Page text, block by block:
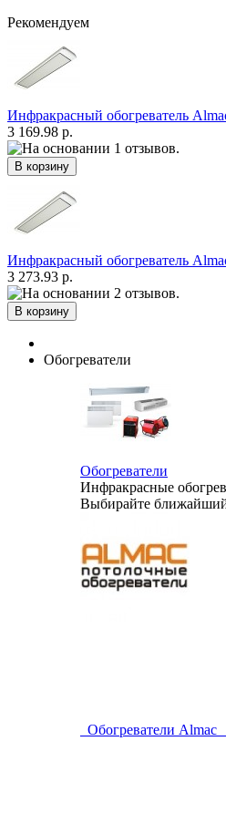
Рекомендуем
Инфракрасный обогреватель
3 169.98 р.
Инфракрасный обогреватель
3 273.93 р.
Обогреватели
Обогреватели
Инфракрасные
Выбирайте ближайший
Обогреватели Almac